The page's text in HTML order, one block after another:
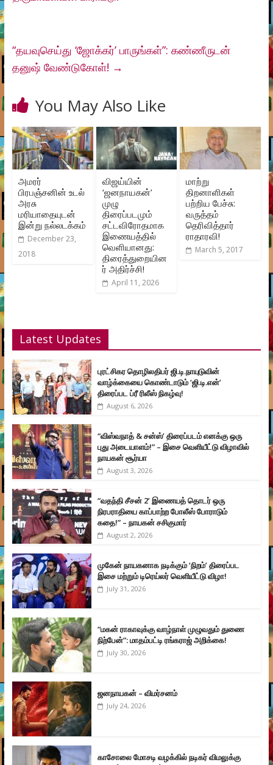
“தயவுசெய்து ‘ஜோக்கர்’ பாருங்கள்”: கண்ணீருடன்
தனுஷ் வேண்டுகோள்! →
You May Also Like
அமரர்
பிரபஞ்சனின் உடல்
அரசு
மரியாதையுடன்
இன்று நல்லடக்கம்
December 23,
2018
விஜய்யின்
‘ஜனநாயகன்’
முழு
திரைப்படமும்
சட்டவிரோதமாக
இணையத்தில்
வெளியானது:
திரைத்துறையின
ர் அதிர்ச்சி!
April 11, 2026
மாற்று
திறனாளிகள்
பற்றிய பேச்சு:
வருத்தம்
தெரிவித்தார்
ராதாரவி!
March 5, 2017
Latest Updates
புரட்சிகர தொழிலதிபர் ஜி.டி.நாயுடுவின்
வாழ்க்கையை கொண்டாடும் ‘ஜி.டி.என்’
திரைப்பட ப்ரீ ரிலீஸ் நிகழ்வு!
August 6, 2026
“விஸ்வநாத் & சன்ஸ்’ திரைப்படம் எனக்கு ஒரு
புது அடையாளம்!” – இசை வெளியீட்டு விழாவில்
நாயகன் சூர்யா
August 3, 2026
“வதந்தி சீசன் 2’ இணையத் தொடர் ஒரு
நிரபராதியை காப்பாற்ற போலீஸ் போராடும்
கதை!” – நாயகன் சசிகுமார்
August 2, 2026
முகேன் நாயகனாக நடிக்கும் ‘நிறம்’ திரைப்பட
இசை மற்றும் டிரெய்லர் வெளியீட்டு விழா!
July 31, 2026
“மகன் ராகாவுக்கு வாழ்நாள் முழுவதும் துணை
நிற்பேன்”: மாதம்பட்டி ரங்கராஜ் அறிக்கை!
July 30, 2026
ஜனநாயகன் – விமர்சனம்
July 24, 2026
காசோலை மோசடி வழக்கில் நடிகர் விமலுக்கு